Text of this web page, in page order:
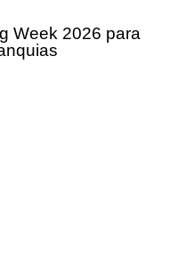
Week 2026 para